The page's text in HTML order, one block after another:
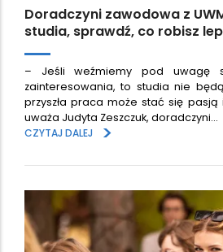
Doradczyni zawodowa z
studia, sprawdź, co robisz
– Jeśli weźmiemy pod uwagę
zainteresowania, to studia nie
przyszła praca może stać się
uważa Judyta Zeszczuk, doradczyni…
CZYTAJ DALEJ
>